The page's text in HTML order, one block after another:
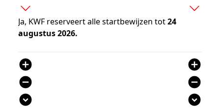
expand_more
expand_more
Ja, KWF reserveert alle startbewijzen tot24
augustus 2026.
add_circle
remove_circle
expand_circle_down
add_circle
remove_circle
expand_circle_down